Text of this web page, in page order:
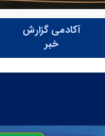
آکادمی گزارش
خبر